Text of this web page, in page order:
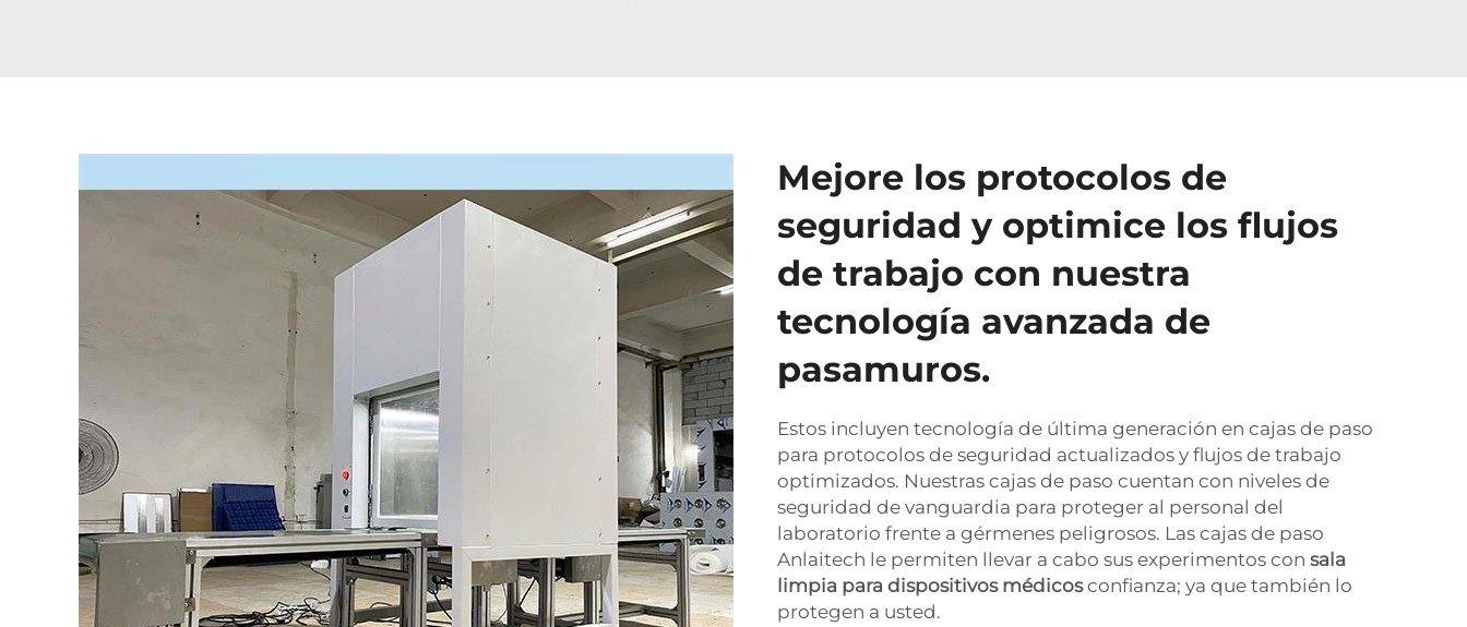
Mejore los protocolos de
seguridad y optimice los flujos
de trabajo con nuestra
tecnología avanzada de
pasamuros.
Estos incluyen tecnología de última generación en cajas de paso
para protocolos de seguridad actualizados y flujos de trabajo
optimizados. Nuestras cajas de paso cuentan con niveles de
seguridad de vanguardia para proteger al personal del
laboratorio frente a gérmenes peligrosos. Las cajas de paso
Anlaitech le permiten llevar a cabo sus experimentos con sala
limpia para dispositivos médicosconfianza; ya que también lo
protegen a usted.